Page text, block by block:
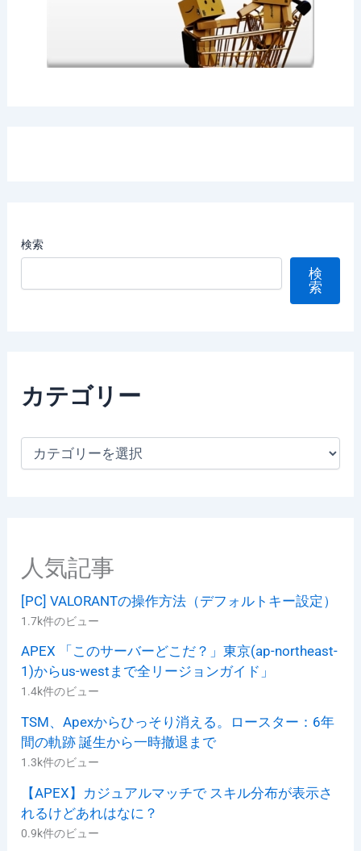
検索
検
索
カテゴリー
人気記事
[PC] VALORANTの操作方法（デフォルトキー設定）
1.7k件のビュー
APEX 「このサーバーどこだ？」東京(ap-northeast-
1)からus-westまで全リージョンガイド」
1.4k件のビュー
TSM、Apexからひっそり消える。ロースター：6年
間の軌跡 誕生から一時撤退まで
1.3k件のビュー
【APEX】カジュアルマッチで スキル分布が表示さ
れるけどあれはなに？
0.9k件のビュー